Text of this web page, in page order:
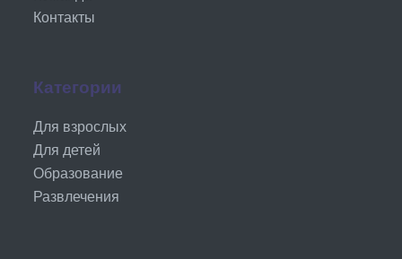
Контакты
Категории
Для взрослых
Для детей
Образование
Развлечения